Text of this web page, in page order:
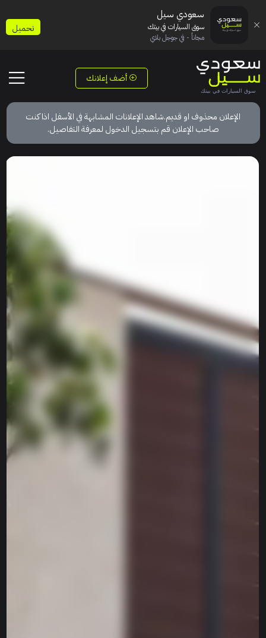
أضف إعلانك
الإعلان محذوف او قديم.شاهد الإعلانات المشابهة في الأسفل اذا كنت
صاحب الإعلان قم بتسجيل الدخول لمعرفة التفاصيل.
سعودي سيل
سوق السيارات في بيتك
مجاناً - في جوجل بلاي
تحميل